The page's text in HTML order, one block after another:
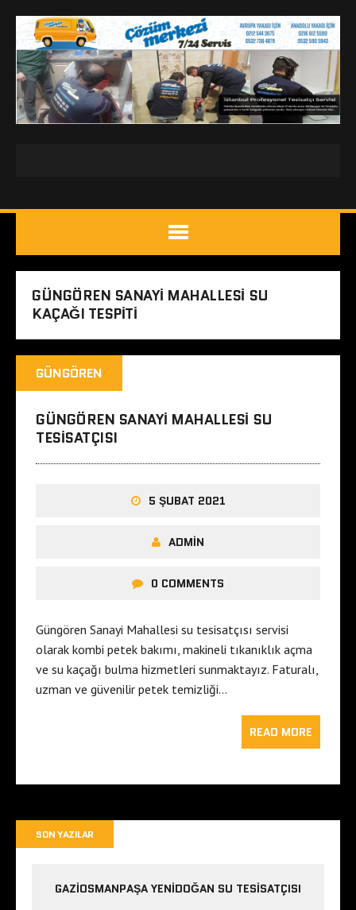
GÜNGÖREN SANAYI MAHALLESI SU
KAÇAĞI TESPITI
GÜNGÖREN
GÜNGÖREN SANAYI MAHALLESI SU
TESISATÇISI
5 ŞUBAT 2021
ADMIN
0 COMMENTS
Güngören Sanayi Mahallesi su tesisatçısı servisi
olarak kombi petek bakımı, makineli tıkanıklık açma
ve su kaçağı bulma hizmetleri sunmaktayız. Faturalı,
uzman ve güvenilir petek temizliği…
READ MORE
SON YAZILAR
GAZIOSMANPAŞA YENIDOĞAN SU TESISATÇISI